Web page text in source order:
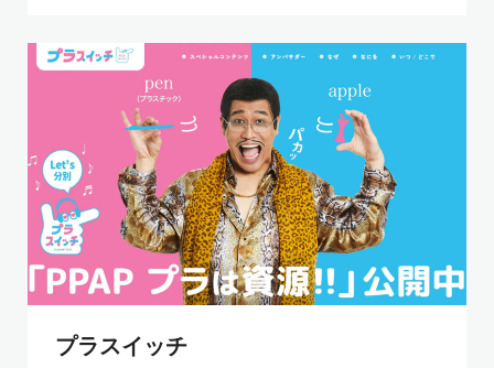
プラスイッチ